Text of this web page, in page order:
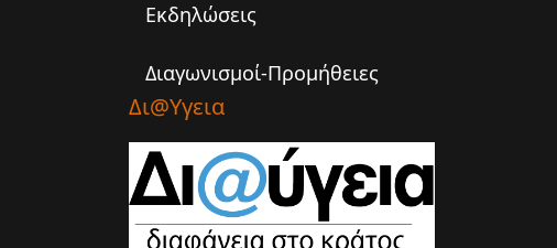
Εκδηλώσεις
Διαγωνισμοί-Προμήθειες
Δι@υγεια